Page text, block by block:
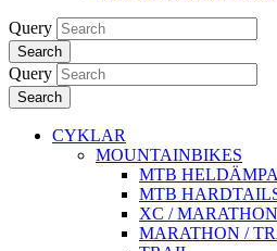
Query
Search
Query
Search
CYKLAR
MOUNTAINBIKES
MTB
MTB
XC / MARATHON
MARATHON /